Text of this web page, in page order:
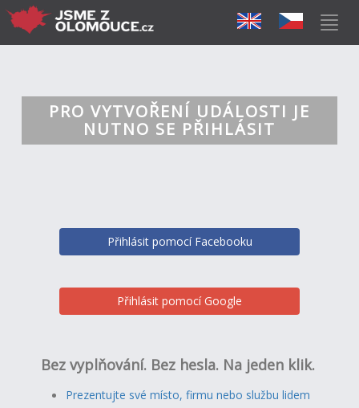
PRO VYTVOŘENÍ UDÁLOSTI JE
NUTNO SE PŘIHLÁSIT
Přihlásit pomocí Facebooku
Přihlásit pomocí Google
Bez vyplňování. Bez hesla. Na jeden klik.
Prezentujte své místo, firmu nebo službu lidem